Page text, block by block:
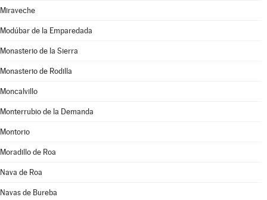
Miraveche
Modúbar de la Emparedada
Monasterio de la Sierra
Monasterio de Rodilla
Moncalvillo
Monterrubio de la Demanda
Montorio
Moradillo de Roa
Nava de Roa
Navas de Bureba